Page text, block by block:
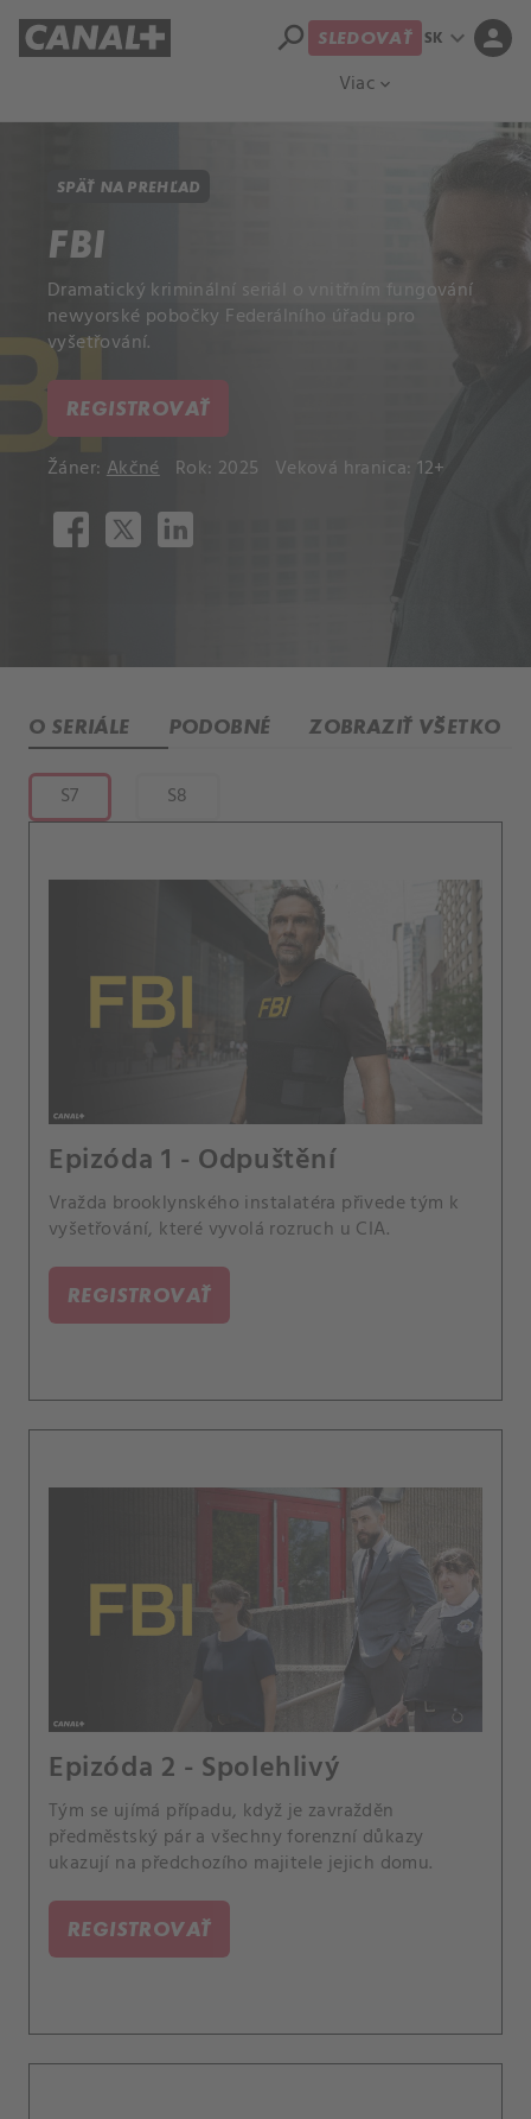
Viac expand_more
search SLEDOVAŤ SK expand_more person
SPÄŤ NA PREHĽAD
FBI
Dramatický kriminální seriál o vnitřním fungování
newyorské pobočky Federálního úřadu pro
vyšetřování.
REGISTROVAŤ
Žáner: Akčné Rok: 2025 Veková hranica: 12+
O SERIÁLE PODOBNÉ ZOBRAZIŤ VŠETKO
S7 S8
Epizóda 1 - Odpuštění
Vražda brooklynského instalatéra přivede tým k
vyšetřování, které vyvolá rozruch u CIA.
REGISTROVAŤ
Epizóda 2 - Spolehlivý
Tým se ujímá případu, když je zavražděn
předměstský pár a všechny forenzní důkazy
ukazují na předchozího majitele jejich domu.
REGISTROVAŤ